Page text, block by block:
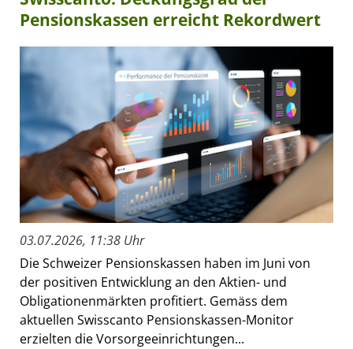
Pensionskassen erreicht Rekordwert
03.07.2026, 11:38 Uhr
Die Schweizer Pensionskassen haben im Juni von
der positiven Entwicklung an den Aktien- und
Obligationenmärkten profitiert. Gemäss dem
aktuellen Swisscanto Pensionskassen-Monitor
erzielten die Vorsorgeeinrichtungen...